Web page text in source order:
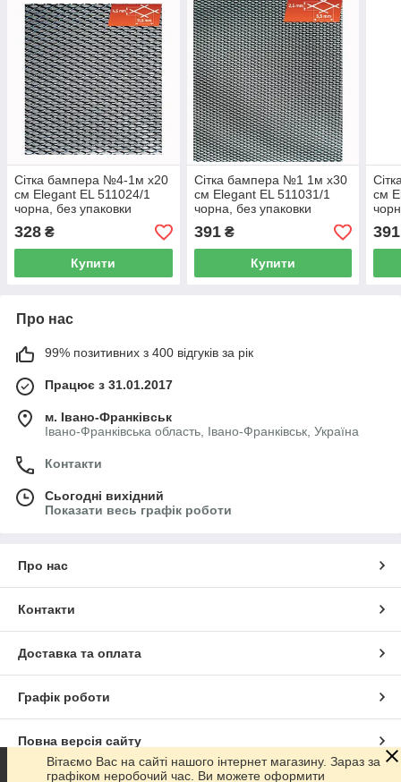
Сітка бампера №4-1м х20
см Elegant EL 511024/1
чорна, без упаковки
328 ₴
Купити
Сітка бампера №1 1м х30
см Elegant EL 511031/1
чорна, без упаковки
391₴
Купити
см
391
Про нас
99% позитивних з 400 відгуків за рік
Працює з 31.01.2017
м. Івано-Франківськ
Івано-Франківська область, Івано-Франківськ, Україна
Контакти
Сьогодні вихідний
Показати весь графік роботи
Про нас
Контакти
Доставка та оплата
Графік роботи
Повна версія сайту
Вітаємо Вас на сайті нашого інтернет магазину. Зараз за
графіком неробочий час. Ви можете оформити